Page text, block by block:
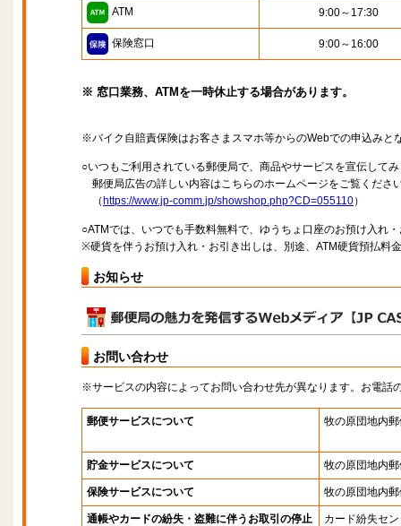
ATM 9:00～17:30
保険窓口 9:00～16:00
※ 窓口業務、ATMを一時休止する場合があります。
※バイク自賠責保険はお客さまスマホ等からのWebでの申込みと
○いつもご利用されている郵便局で、商品やサービスを宣伝して
郵便局広告の詳しい内容はこちらのホームページをご覧くださ
（ https://www.jp-comm.jp/showshop.php?CD=055110）
○ATMでは、いつでも手数料無料で、ゆうちょ口座のお預け入れ
※硬貨を伴うお預け入れ・お引き出しは、別途、ATM硬貨預払料
お知らせ
お問い合わせ
※サービスの内容によってお問い合わせ先が異なります。お電話
郵便サービスについて 牧の原団地内
貯金サービスについて 牧の原団地内
保険サービスについて 牧の原団地内
通帳やカードの紛失・盗難に伴うお取引の停止 カード紛失セ